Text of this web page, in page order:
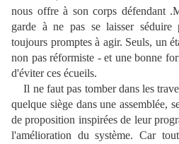
nous offre à son corps défendant
garde à ne pas se laisser séduire
toujours promptes à agir. Seuls, un
non pas réformiste - et une bonne
d'éviter ces écueils.
Il ne faut pas tomber dans les
quelque siège dans une assemblée,
de proposition inspirées de leur
l'amélioration du système. Car